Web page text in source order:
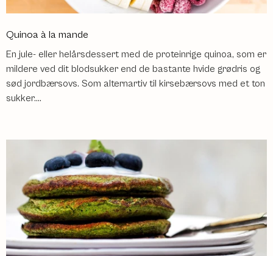
Quinoa à la mande
En jule- eller helårsdessert med de proteinrige quinoa, som er
mildere ved dit blodsukker end de bastante hvide grødris og
sød jordbærsovs. Som alternartiv til kirsebærsovs med et ton
sukker....